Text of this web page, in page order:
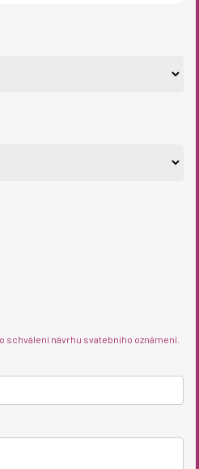
schválení návrhu svatebního oznámení.